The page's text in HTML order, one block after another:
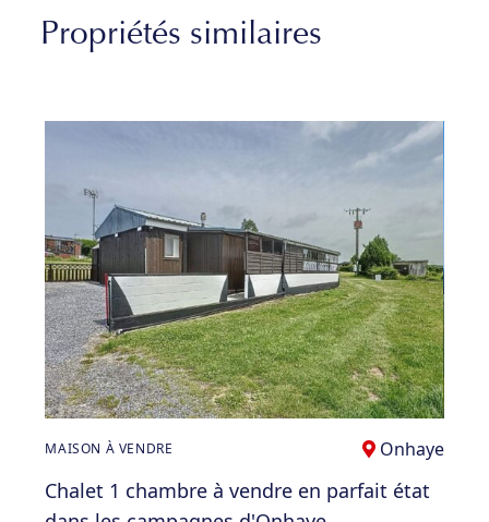
Propriétés similaires
MAISON À VENDRE Onhaye
Chalet 1 chambre à vendre en parfait état